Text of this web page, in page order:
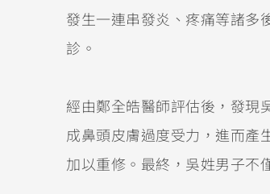
發生一連串發炎、疼痛等諸多
診。
經由鄭全皓醫師評估後，發現
成鼻頭皮膚過度受力，進而產
加以重修。最終，吳姓男子不